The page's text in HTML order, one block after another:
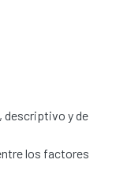
descriptivo y de
los factores